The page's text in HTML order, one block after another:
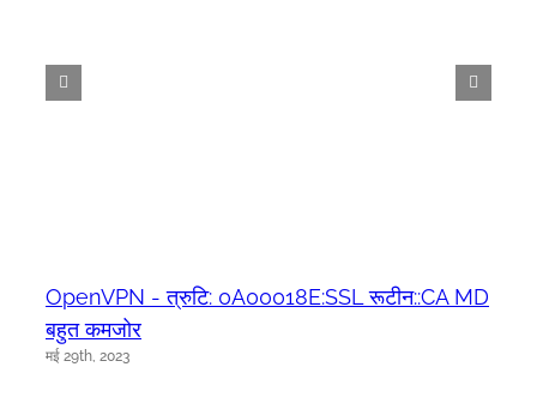
OpenVPN - त्रुटि: 0A00018E:SSL रूटीन::CA MD
बहुत कमजोर
मई 29th, 2023